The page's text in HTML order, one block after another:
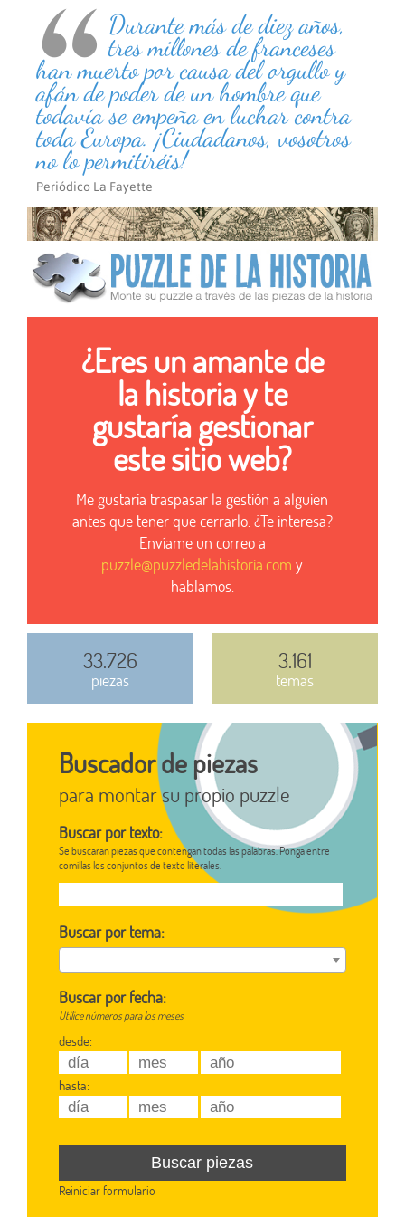
Durante más de diez años,
tres millones de franceses
han muerto por causa del orgullo y
afán de poder de un hombre que
todavía se empeña en luchar contra
toda Europa. ¡Ciudadanos, vosotros
no lo permitiréis!
Periódico La Fayette
¿Eres un amante de
la historia y te
gustaría gestionar
este sitio web?
Me gustaría traspasar la gestión a alguien
antes que tener que cerrarlo. ¿Te interesa?
Envíame un correo a
puzzle@puzzledelahistoria.com y
hablamos.
33.726
piezas
3.161
temas
Buscador de piezas
para montar su propio puzzle
Buscar por texto:
Se buscaran piezas que contengan todas las palabras. Ponga entre
comillas los conjuntos de texto literales.
Buscar por tema:
Buscar por fecha:
Utilice números para los meses
desde:
hasta:
Reiniciar formulario